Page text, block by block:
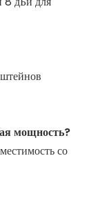
мощность?
со